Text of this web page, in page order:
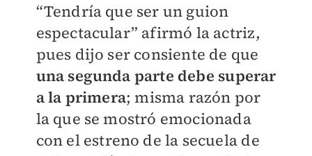
“Tendría que ser un guion
espectacular” afirmó la actriz,
pues dijo ser consiente de que
una segunda parte debe superar
a la primera; misma razón por
la que se mostró emocionada
con el estreno de la secuela de